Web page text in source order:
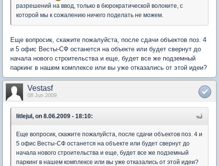
разрешений на ввод, только в бюрократической волоките, с
которой мы к сожалению ничего поделать не можем.
Еще вопросик, скажите пожалуйста, после сдачи объектов поз. 4
и 5 офис Весты-СФ останется на объекте или будет свернут до
начала нового строительства и еще, будет все же подземный
паркинг в нашем комплексе или вы уже отказались от этой идеи?
Vestasf
08 Jun 2009
litlejul, on 8.06.2009 - 18:10:
Еще вопросик, скажите пожалуйста, после сдачи объектов поз. 4 и
5 офис Весты-СФ останется на объекте или будет свернут до
начала нового строительства и еще, будет все же подземный
паркинг в нашем комплексе или вы уже отказались от этой идеи?